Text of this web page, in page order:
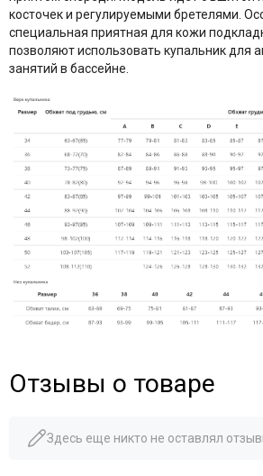
косточек и регулируемыми бретелями.
специальная приятная для кожи
позволяют использовать купальник для
занятий в бассейне.
Отзывы о товаре
Здесь еще никто не оставлял